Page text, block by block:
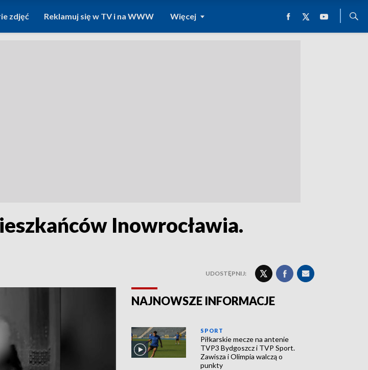
zdjęć Reklamuj się w TV i na WWW Więcej
Inowrocławia.
UDOSTĘPNIJ:
NAJNOWSZE INFORMACJE
SPORT
Piłkarskie mecze na antenie
TVP3 Bydgoszcz i TVP Sport.
Zawisza i Olimpia walczą o
punkty